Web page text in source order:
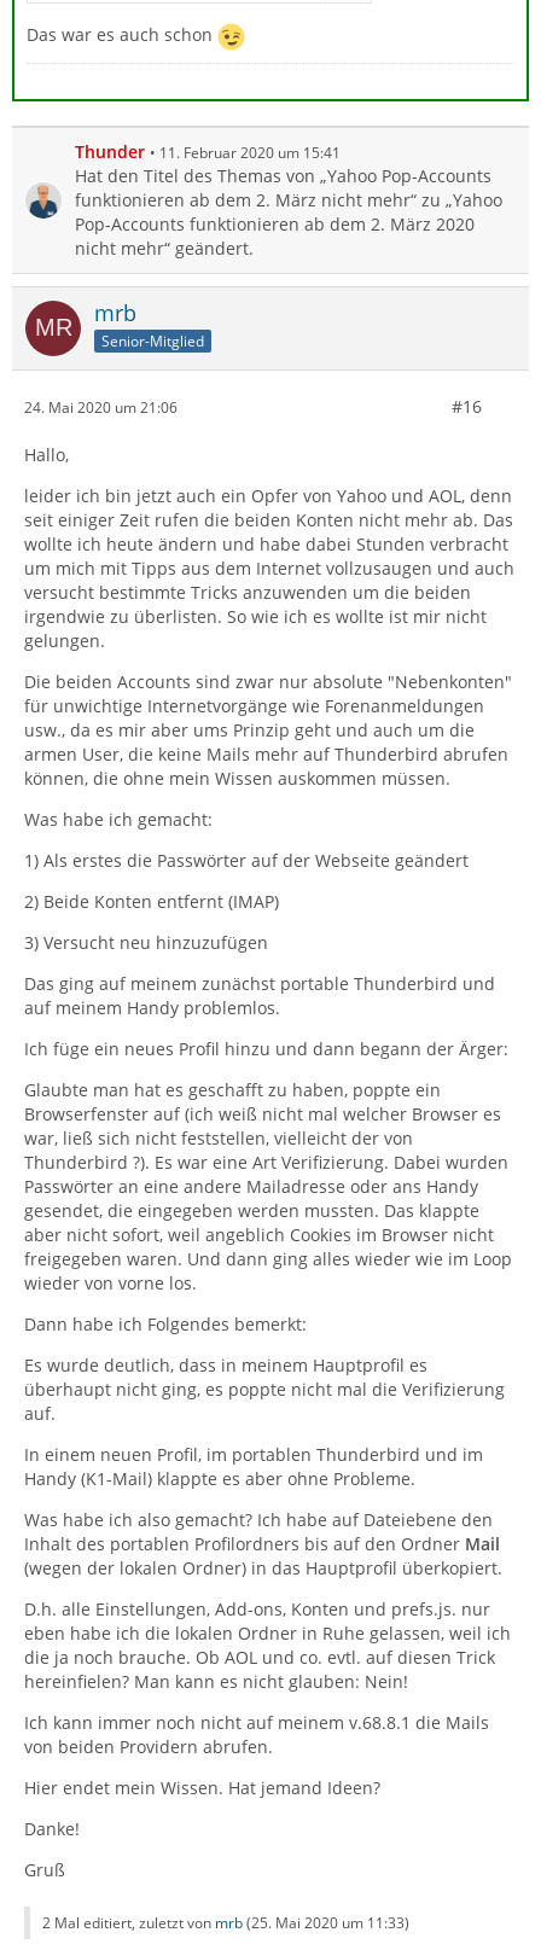
Das war es auch schon
Thunder 11. Februar 2020 um 15:41
Hat den Titel des Themas von „Yahoo Pop-Accounts
funktionieren ab dem 2. März nicht mehr“ zu „Yahoo
Pop-Accounts funktionieren ab dem 2. März 2020
nicht mehr“ geändert.
mrb
Senior-Mitglied
24. Mai 2020 um 21:06 #16
Hallo,
leider ich bin jetzt auch ein Opfer von Yahoo und AOL, denn
seit einiger Zeit rufen die beiden Konten nicht mehr ab. Das
wollte ich heute ändern und habe dabei Stunden verbracht
um mich mit Tipps aus dem Internet vollzusaugen und auch
versucht bestimmte Tricks anzuwenden um die beiden
irgendwie zu überlisten. So wie ich es wollte ist mir nicht
gelungen.
Die beiden Accounts sind zwar nur absolute "Nebenkonten"
für unwichtige Internetvorgänge wie Forenanmeldungen
usw., da es mir aber ums Prinzip geht und auch um die
armen User, die keine Mails mehr auf Thunderbird abrufen
können, die ohne mein Wissen auskommen müssen.
Was habe ich gemacht:
1) Als erstes die Passwörter auf der Webseite geändert
2) Beide Konten entfernt (IMAP)
3) Versucht neu hinzuzufügen
Das ging auf meinem zunächst portable Thunderbird und
auf meinem Handy problemlos.
Ich füge ein neues Profil hinzu und dann begann der Ärger:
Glaubte man hat es geschafft zu haben, poppte ein
Browserfenster auf (ich weiß nicht mal welcher Browser es
war, ließ sich nicht feststellen, vielleicht der von
Thunderbird ?). Es war eine Art Verifizierung. Dabei wurden
Passwörter an eine andere Mailadresse oder ans Handy
gesendet, die eingegeben werden mussten. Das klappte
aber nicht sofort, weil angeblich Cookies im Browser nicht
freigegeben waren. Und dann ging alles wieder wie im Loop
wieder von vorne los.
Dann habe ich Folgendes bemerkt:
Es wurde deutlich, dass in meinem Hauptprofil es
überhaupt nicht ging, es poppte nicht mal die Verifizierung
auf.
In einem neuen Profil, im portablen Thunderbird und im
Handy (K1-Mail) klappte es aber ohne Probleme.
Was habe ich also gemacht? Ich habe auf Dateiebene den
Inhalt des portablen Profilordners bis auf den Ordner Mail
(wegen der lokalen Ordner) in das Hauptprofil überkopiert.
D.h. alle Einstellungen, Add-ons, Konten und prefs.js. nur
eben habe ich die lokalen Ordner in Ruhe gelassen, weil ich
die ja noch brauche. Ob AOL und co. evtl. auf diesen Trick
hereinfielen? Man kann es nicht glauben: Nein!
Ich kann immer noch nicht auf meinem v.68.8.1 die Mails
von beiden Providern abrufen.
Hier endet mein Wissen. Hat jemand Ideen?
Danke!
Gruß
2 Mal editiert, zuletzt von mrb(25. Mai 2020 um 11:33)